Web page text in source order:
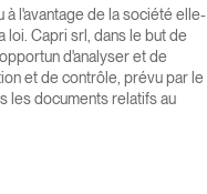
à l'avantage de la société elle-
loi. Capri srl, dans le but de
d'analyser et de
et de contrôle, prévu par le
les documents relatifs au